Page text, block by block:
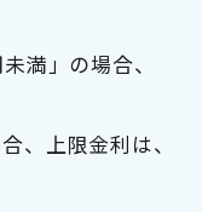
満」の場合、
、上限金利は、